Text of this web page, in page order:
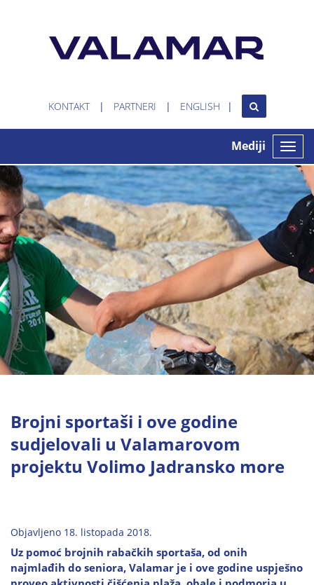
KONTAKT PARTNERI ENGLISH
Toggle
Mediji
Brojni sportaši i ove godine
sudjelovali u Valamarovom
projektu Volimo Jadransko more
Objavljeno 18. listopada 2018.
Uz pomoć brojnih rabačkih sportaša, od onih
najmlađih do seniora, Valamar je i ove godine uspješno